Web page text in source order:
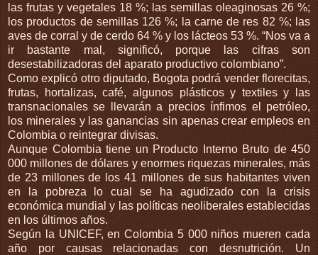
las frutas y vegetales 18 %; las semillas oleaginosas 26 %;
los productos de semillas 126 %; la carne de res 82 %; las
aves de corral y de cerdo 64 % y los lácteos 53 %. “Nos va a
ir bastante mal, significó, porque las cifras son
desestabilizadoras del aparato productivo colombiano”.
Como explicó otro diputado, Bogota podrá vender florecitas,
frutas, hortalizas, café, algunos plásticos y textiles y las
transnacionales se llevarán a precios ínfimos el petróleo,
los minerales y las ganancias sin apenas crear empleos en
Colombia o reintegrar divisas.
Aunque Colombia tiene un Producto Interno Bruto de 450
000 millones de dólares y enormes riquezas minerales, más
de 23 millones de los 41 millones de sus habitantes viven
en la pobreza lo cual se ha agudizado con la crisis
económica mundial y las políticas neoliberales establecidas
en los últimos años.
Según la UNICEF, en Colombia 5 000 niños mueren cada
año por causas relacionadas con desnutrición. Un